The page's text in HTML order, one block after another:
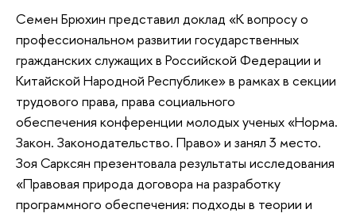
Семен Брюхин представил доклад «К вопросу о
профессиональном развитии государственных
гражданских служащих в Российской Федерации и
Китайской Народной Республике» в рамках в секции
трудового права, права социального
обеспечения конференции молодых ученых «Норма.
Закон. Законодательство. Право» и занял 3 место.
Зоя Сарксян презентовала результаты исследования
«Правовая природа договора на разработку
программного обеспечения: подходы в теории и